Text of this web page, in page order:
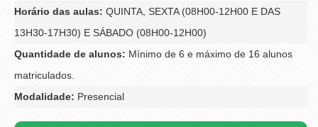
Horário das aulas: QUINTA, SEXTA (08H00-12H00 E DAS
13H30-17H30) E SÁBADO (08H00-12H00)
Quantidade de alunos: Mínimo de 6 e máximo de 16 alunos
matriculados.
Modalidade: Presencial